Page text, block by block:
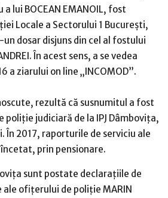
a lui BOCEAN EMANOIL, fost
Locale a Sectorului 1 Bucureşti,
dosar disjuns din cel al fostului
În acest sens, a se vedea
a ziarului on line „INCOMOD”.
rezultă că susnumitul a fost
judiciară de la IPJ Dâmboviţa,
În 2017, raporturile de serviciu ale
prin pensionare.
sunt postate declaraţiile de
ale ofiţerului de poliţie MARIN